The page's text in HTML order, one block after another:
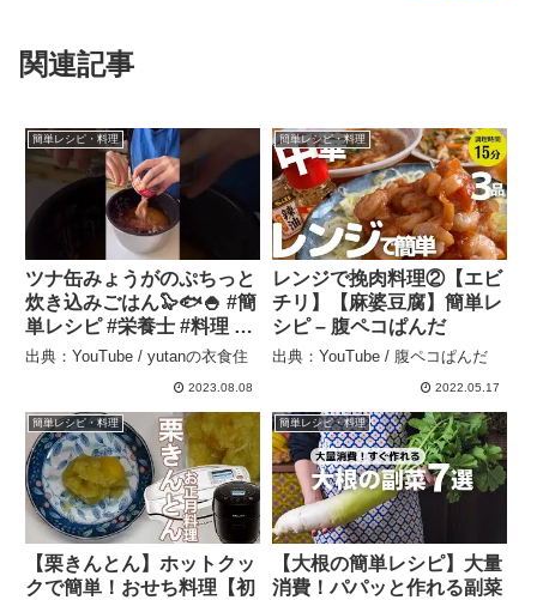
関連記事
簡単レシピ・料理
ツナ缶みょうがのぷちっと
炊き込みごはん🦭🐟🍚 #簡
単レシピ #栄養士 #料理 #
料理動画 #腸活 #腸活ダイ
器 #炊飯器レシピ #炊飯器
料理 #みょうが #ツナ缶 –
yutanの衣食住
出典：YouTube / yutanの衣食住
2023.08.08
簡単レシピ・料理
レンジで挽肉料理②【エビ
チリ】【麻婆豆腐】簡単レ
シピ – 腹ペコぱんだ
出典：YouTube / 腹ペコぱんだ
2022.05.17
簡単レシピ・料理
【栗きんとん】ホットクッ
クで簡単！おせち料理【初
簡単レシピ・料理
【大根の簡単レシピ】大量
消費！パパッと作れる副菜